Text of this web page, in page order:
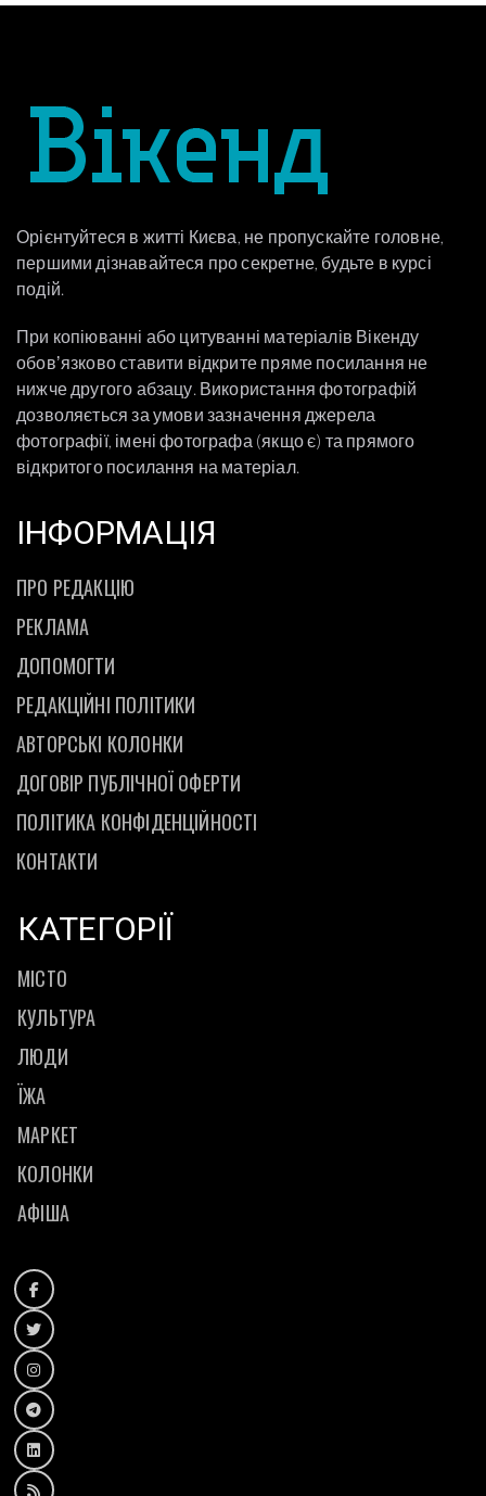
Орієнтуйтеся в житті Києва, не пропускайте головне,
першими дізнавайтеся про секретне, будьте в курсі
подій.
При копіюванні або цитуванні матеріалів Вікенду
обовʼязково ставити відкрите пряме посилання не
нижче другого абзацу. Використання фотографій
дозволяється за умови зазначення джерела
фотографії, імені фотографа (якщо є) та прямого
відкритого посилання на матеріал.
ІНФОРМАЦІЯ
ПРО РЕДАКЦІЮ
РЕКЛАМА
ДОПОМОГТИ
РЕДАКЦІЙНІ ПОЛІТИКИ
АВТОРСЬКІ КОЛОНКИ
ДОГОВІР ПУБЛІЧНОЇ ОФЕРТИ
ПОЛІТИКА КОНФІДЕНЦІЙНОСТІ
КОНТАКТИ
КАТЕГОРІЇ
МІСТО
КУЛЬТУРА
ЛЮДИ
ЇЖА
МАРКЕТ
КОЛОНКИ
АФІША